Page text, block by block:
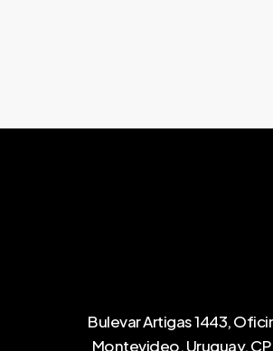
Bulevar Artigas 1443,
Montevideo, Uruguay, CP